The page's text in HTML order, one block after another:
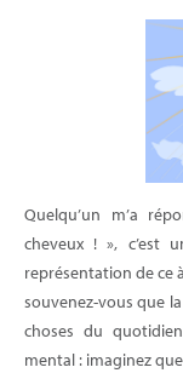
Quelqu’un m’a
cheveux ! », c’est
représentation de ce
souvenez-vous que
choses du
mental : imaginez